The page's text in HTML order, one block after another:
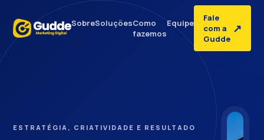
SobreSoluçõesComo
fazemos
Equipe
Fale
com a
Gudde
↗
ESTRATÉGIA, CRIATIVIDADE E RESULTADO